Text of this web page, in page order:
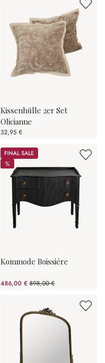
Kissenhülle 2er Set
Olicianne
32,95 €
Sale
%
%
Kommode Boissiére
486,00 € 898,00 €
(45.88% gespart)